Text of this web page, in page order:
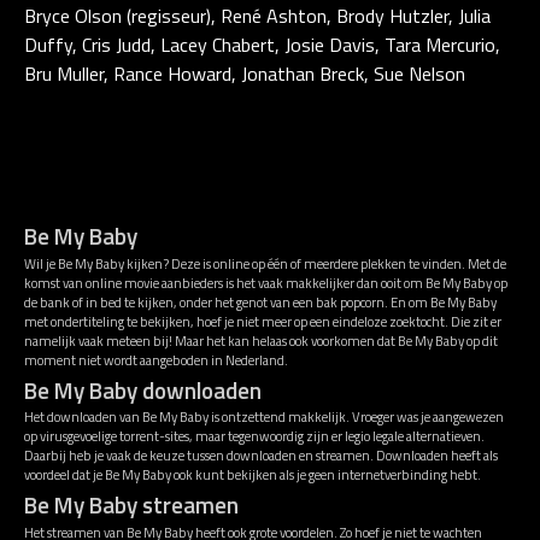
Bryce Olson (regisseur), René Ashton, Brody Hutzler, Julia
Duffy, Cris Judd, Lacey Chabert, Josie Davis, Tara Mercurio,
Bru Muller, Rance Howard, Jonathan Breck, Sue Nelson
Be My Baby
Wil je Be My Baby kijken? Deze is online op één of meerdere plekken te vinden. Met de
komst van online movie aanbieders is het vaak makkelijker dan ooit om Be My Baby op
de bank of in bed te kijken, onder het genot van een bak popcorn. En om Be My Baby
met ondertiteling te bekijken, hoef je niet meer op een eindeloze zoektocht. Die zit er
namelijk vaak meteen bij! Maar het kan helaas ook voorkomen dat Be My Baby op dit
moment niet wordt aangeboden in Nederland.
Be My Baby downloaden
Het downloaden van Be My Baby is ontzettend makkelijk. Vroeger was je aangewezen
op virusgevoelige torrent-sites, maar tegenwoordig zijn er legio legale alternatieven.
Daarbij heb je vaak de keuze tussen downloaden en streamen. Downloaden heeft als
voordeel dat je Be My Baby ook kunt bekijken als je geen internetverbinding hebt.
Be My Baby streamen
Het streamen van Be My Baby heeft ook grote voordelen. Zo hoef je niet te wachten